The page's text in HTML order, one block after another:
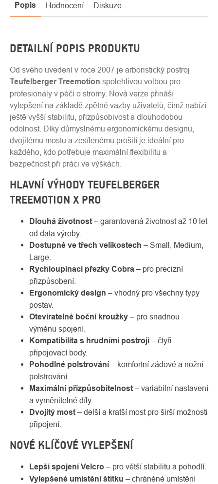
Popis Hodnocení Diskuze
DETAILNÍ POPIS PRODUKTU
Od svého uvedení v roce 2007 je arboristický postroj
Teufelberger Treemotion spolehlivou volbou pro
profesionály v péči o stromy. Nová verze přináší
vylepšení na základě zpětné vazby uživatelů, čímž nabízí
ještě vyšší stabilitu, přizpůsobivost a dlouhodobou
odolnost. Díky důmyslnému ergonomickému designu,
dvojitému mostu a zesílenému prošití je ideální pro
každého, kdo potřebuje maximální flexibilitu a
bezpečnost při práci ve výškách.
HLAVNÍ VÝHODY TEUFELBERGER
TREEMOTION X PRO
Dlouhá životnost – garantovaná životnost až 10 let
od data výroby.
Dostupné ve třech velikostech – Small, Medium,
Large.
Rychloupínací přezky Cobra – pro precizní
přizpůsobení.
Ergonomický design – vhodný pro všechny typy
postav.
Otevíratelné boční kroužky – pro snadnou
výměnu spojení.
Kompatibilita s hrudními postroji – čtyři
připojovací body.
Pohodlné polstrování – komfortní zádové a nožní
polstrování.
Maximální přizpůsobitelnost – variabilní nastavení
a vyměnitelné díly.
Dvojitý most – delší a kratší most pro širší možnosti
připojení.
NOVÉ KLÍČOVÉ VYLEPŠENÍ
Lepší spojení Velcro – pro větší stabilitu a pohodlí.
Vylepšené umístění štítku – chráněné umístění